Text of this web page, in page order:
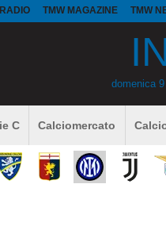
TMW MAGAZINE TMW
domenica
C Calciomercato